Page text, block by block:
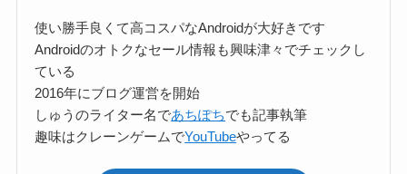
使い勝手良くて高コスパなAndroidが大好きです
Androidのオトクなセール情報も興味津々でチェックし
ている
2016年にブログ運営を開始
しゅうのライター名であちぽちでも記事執筆
趣味はクレーンゲームでYouTubeやってる